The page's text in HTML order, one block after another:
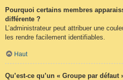
Pourquoi certains membres
différente ?
L’administrateur peut attribuer une
les rendre facilement identifiables.
Haut
Qu’est-ce qu’un « Groupe par défaut